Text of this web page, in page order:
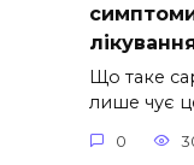
Що таке
лише чує
0